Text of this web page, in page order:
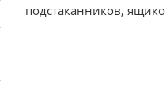
подстаканников,